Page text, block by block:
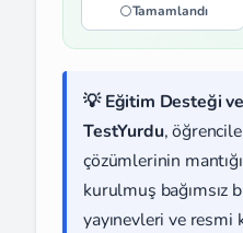
Tamamlandı
💡 Eğitim Desteği
TestYurdu,
çözümlerinin
kurulmuş bağımsız
yayınevleri ve